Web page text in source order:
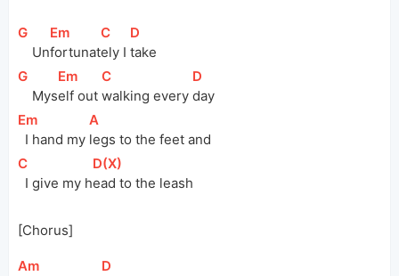
[
G
Un
[Em
fortunat
[
C
ely I
[D
take
[
G
Mys
[Em
elf out
[
C
walking every
[D
day
[Em
  I hand my
[
A
legs to the feet and
[
C
  I give my
h
[D(X)
ead to the leash
[Chorus]
[
Am [D